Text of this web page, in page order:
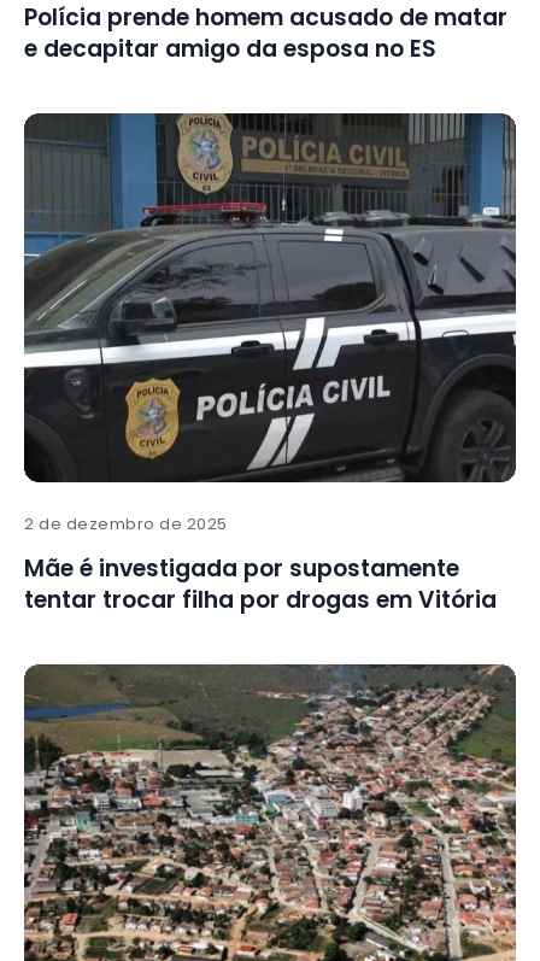
Polícia prende homem acusado de matar
e decapitar amigo da esposa no ES
2 de dezembro de 2025
Mãe é investigada por supostamente
tentar trocar filha por drogas em Vitória